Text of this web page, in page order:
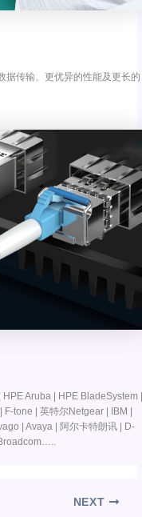
据传输、更优异的性能及更长的
Aruba | HPE BladeSystem |
F-tone | 英特尔Netgear | IBM |
| Avaya | 阿尔卡特朗讯 | D-
NEXT